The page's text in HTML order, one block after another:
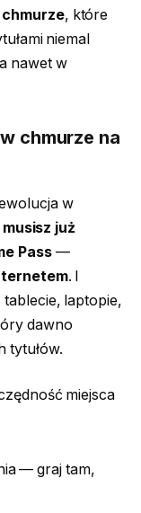
, które
niemal
nawet w
chmurze na
w
musisz już
Pass—
. I
laptopie,
dawno
tytułów.
miejsca
— graj tam,